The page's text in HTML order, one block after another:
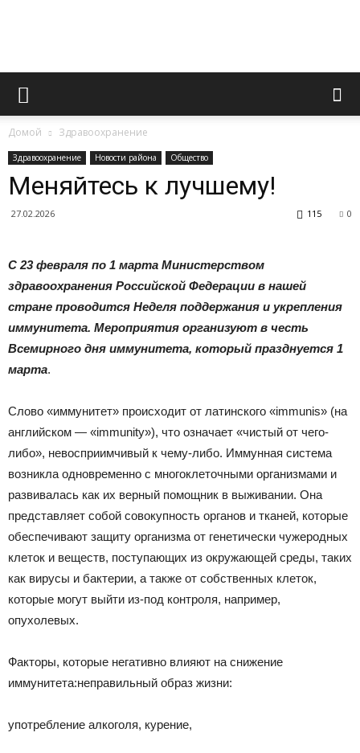
Официальный
«Вперед»
Тюменцевский
Домой Здравоохранение
Здравоохранение Новости района Общество
Меняйтесь к лучшему!
27.02.2026 0
115
С 23 февраля по 1 марта Министерством
здравоохранения Российской Федерации в нашей
стране проводится Неделя поддержания и укрепления
иммунитета. Мероприятия организуют в честь
Всемирного дня иммунитета, который празднуется 1
марта.
Слово «иммунитет» происходит от латинского «immunis» (на
английском — «immunity»), что означает «чистый от чего-
либо», невосприимчивый к чему-либо. Иммунная система
возникла одновременно с многоклеточными организмами и
развивалась как их верный помощник в выживании. Она
представляет собой совокупность органов и тканей, которые
обеспечивают защиту организма от генетически чужеродных
клеток и веществ, поступающих из окружающей среды, таких
как вирусы и бактерии, а также от собственных клеток,
которые могут выйти из-под контроля, например,
опухолевых.
Факторы, которые негативно влияют на снижение
иммунитета:неправильный образ жизни:
употребление алкоголя, курение,